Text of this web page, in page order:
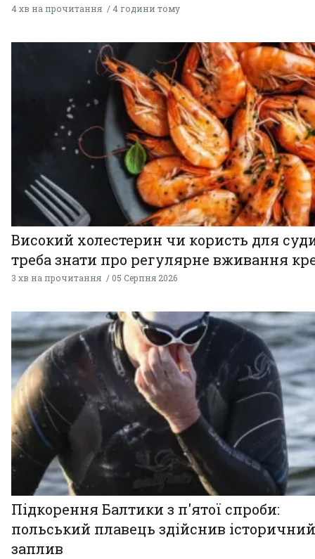
4 хв на прочитання 4 години тому
Високий холестерин чи користь для
треба знати про регулярне вживання
3 хв на прочитання 05 Серпня 2026
Підкорення Балтики з п'ятої спроби:
польський плавець здійснив історичний
заплив